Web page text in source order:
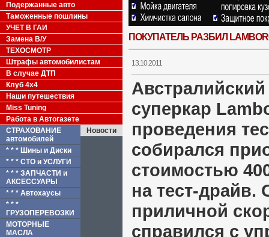
Подержанные авто
Таможенные пошлины
УЧЕТ В ГАИ
Замена В/У
ТЕХОСМОТР
Штрафы автомобилистам
В случае ДТП
Клуб 4x4
Наши путешествия
Miss Tuning
Работа в Автогазете
СТРАХОВАНИЕ
автомобилей
* * * Шины и Диски
* * * СТО и УСЛУГИ
* * * ЗАПЧАСТИ и
АКСЕССУАРЫ
* * * Автохаусы
* * *
ГРУЗОПЕРЕВОЗКИ
МОТОРНЫЕ
МАСЛА
Новости
ПОКУПАТЕЛЬ РАЗБИЛ
13.10.2011
суперкар
проведения
собирался
стоимостью
на тест-драйв.
приличной
справился с